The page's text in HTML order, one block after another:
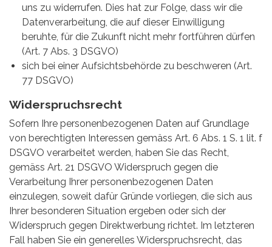
uns zu widerrufen. Dies hat zur Folge, dass wir die
Datenverarbeitung, die auf dieser Einwilligung
beruhte, für die Zukunft nicht mehr fortführen dürfen
(Art. 7 Abs. 3 DSGVO)
sich bei einer Aufsichtsbehörde zu beschweren (Art.
77 DSGVO)
Widerspruchsrecht
Sofern Ihre personenbezogenen Daten auf Grundlage
von berechtigten Interessen gemäss Art. 6 Abs. 1 S. 1 lit. f
DSGVO verarbeitet werden, haben Sie das Recht,
gemäss Art. 21 DSGVO Widerspruch gegen die
Verarbeitung Ihrer personenbezogenen Daten
einzulegen, soweit dafür Gründe vorliegen, die sich aus
Ihrer besonderen Situation ergeben oder sich der
Widerspruch gegen Direktwerbung richtet. Im letzteren
Fall haben Sie ein generelles Widerspruchsrecht, das